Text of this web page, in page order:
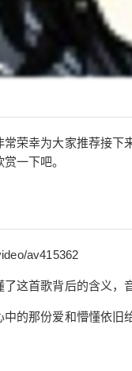
荣幸为大家推荐接下
一下吧。
av415362
这首歌背后的含义，
中的那份爱和懵懂依